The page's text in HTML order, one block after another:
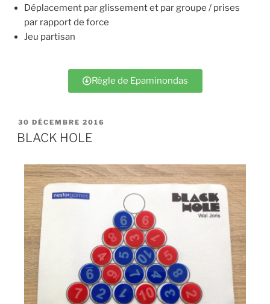
Déplacement par glissement et par groupe / prises
par rapport de force
Jeu partisan
Règle de Epaminondas
30 DÉCEMBRE 2016
BLACK HOLE